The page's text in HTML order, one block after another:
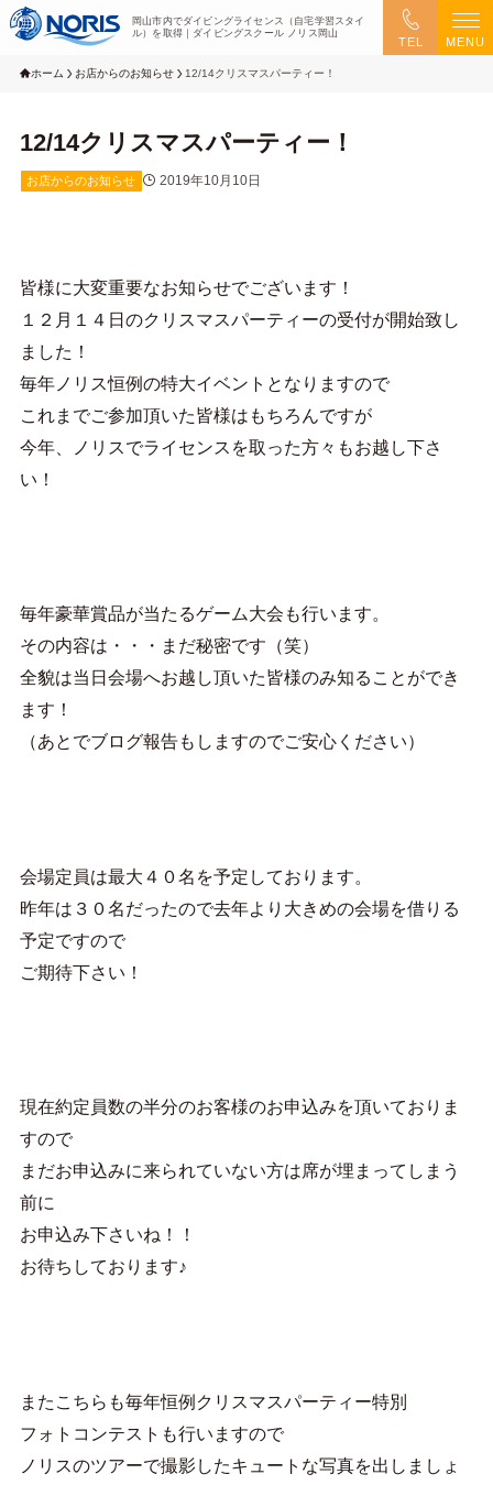
岡山市内でダイビングライセンス（自宅学習スタイ
ル）を取得｜ダイビングスクール ノリス岡山
TEL MENU
ホーム お店からのお知らせ 12/14クリスマスパーティー！
12/14クリスマスパーティー！
お店からのお知らせ 2019年10月10日
皆様に大変重要なお知らせでございます！
１２月１４日のクリスマスパーティーの受付が開始致し
ました！
毎年ノリス恒例の特大イベントとなりますので
これまでご参加頂いた皆様はもちろんですが
今年、ノリスでライセンスを取った方々もお越し下さ
い！
毎年豪華賞品が当たるゲーム大会も行います。
その内容は・・・まだ秘密です（笑）
全貌は当日会場へお越し頂いた皆様のみ知ることができ
ます！
（あとでブログ報告もしますのでご安心ください）
会場定員は最大４０名を予定しております。
昨年は３０名だったので去年より大きめの会場を借りる
予定ですので
ご期待下さい！
現在約定員数の半分のお客様のお申込みを頂いておりま
すので
まだお申込みに来られていない方は席が埋まってしまう
前に
お申込み下さいね！！
お待ちしております♪
またこちらも毎年恒例クリスマスパーティー特別
フォトコンテストも行いますので
ノリスのツアーで撮影したキュートな写真を出しましょ